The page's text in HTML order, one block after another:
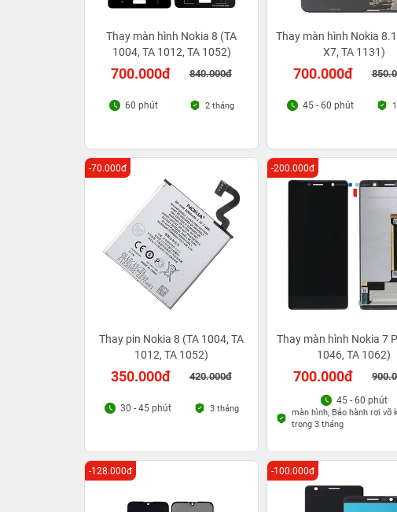
Thay màn hình Nokia 8 (TA
1004, TA 1012, TA 1052)
700.000đ 840.000đ
60 phút 2 tháng
Thay màn hình Nokia
X7, TA 1131)
700.000đ
45 - 60 phút
Thay pin Nokia 8 (TA 1004, TA
1012, TA 1052)
350.000đ 420.000đ
-70.000đ
30 - 45 phút 3 tháng
Thay màn hình Nokia 7
1046, TA 1062)
700.000đ
-200.000đ
45 - 60 phút
màn hình, Bảo hành rơi vỡ
trong 3 tháng
-128.000đ -100.000đ